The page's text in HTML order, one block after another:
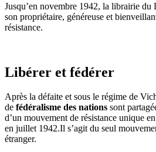
Jusqu’en novembre 1942, la librairie du
son propriétaire, généreuse et
résistance.
Libérer et fédérer
Après la défaite et sous le régime de
de fédéralisme des nations sont
d’un mouvement de résistance unique
en juillet 1942.Il s’agit du seul
étranger.